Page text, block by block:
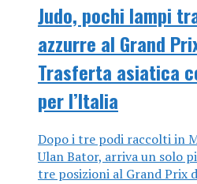
Judo, pochi lampi
azzurre al Grand
Trasferta asiatica
per l’Italia
Dopo i tre podi raccolti in
Ulan Bator, arriva un solo
tre posizioni al Grand Prix